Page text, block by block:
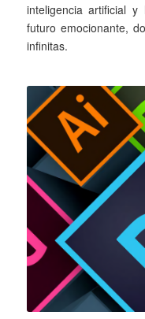
inteligencia artificial
futuro emocionante,
infinitas.